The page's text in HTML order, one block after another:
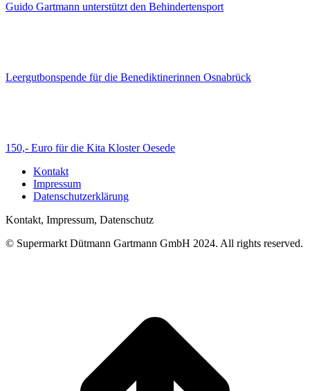
Guido Gartmann unterstützt den Behindertensport
Leergutbonspende für die Benediktinerinnen Osnabrück
150,- Euro für die Kita Kloster Oesede
Kontakt
Impressum
Datenschutzerklärung
Kontakt, Impressum, Datenschutz
© Supermarkt Dütmann Gartmann GmbH 2024. All rights reserved.